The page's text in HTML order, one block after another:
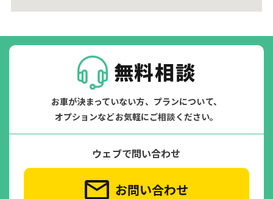
無料相談
お車が決まっていない方、プランについて、
オプションなどお気軽にご相談ください。
ウェブで問い合わせ
お問い合わせ